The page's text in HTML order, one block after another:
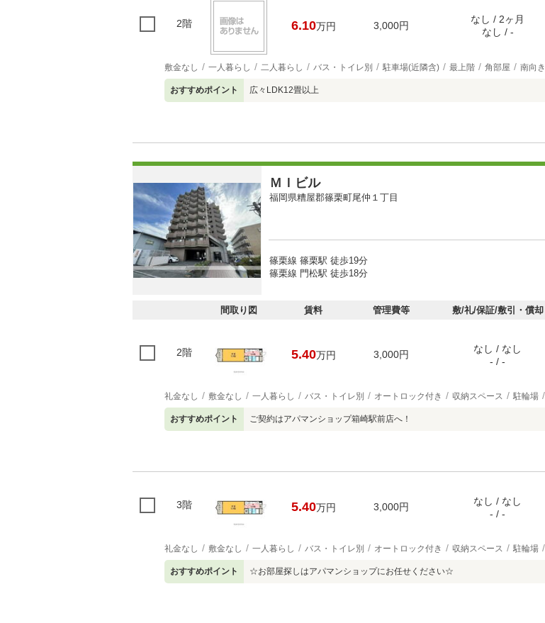
2階 6.10万円 3,000円
なし / 2ヶ月
なし / -
敷金なし 一人暮らし 二人暮らし バス・トイレ別 駐車場(近隣含) 最上階 角部屋 南向き
おすすめポイント 広々LDK12畳以上
ＭＩビル
福岡県糟屋郡篠栗町尾仲１丁目
篠栗線 篠栗駅 徒歩19分
篠栗線 門松駅 徒歩18分
間取り図 賃料 管理費等 敷/礼/保証/敷引・償却
2階 5.40万円 3,000円
なし / なし
- / -
礼金なし 敷金なし 一人暮らし バス・トイレ別 オートロック付き 収納スペース 駐輪場
おすすめポイント ご契約はアパマンショップ箱崎駅前店へ！
3階 5.40万円 3,000円
なし / なし
- / -
礼金なし 敷金なし 一人暮らし バス・トイレ別 オートロック付き 収納スペース 駐輪場
おすすめポイント ☆お部屋探しはアパマンショップにお任せください☆